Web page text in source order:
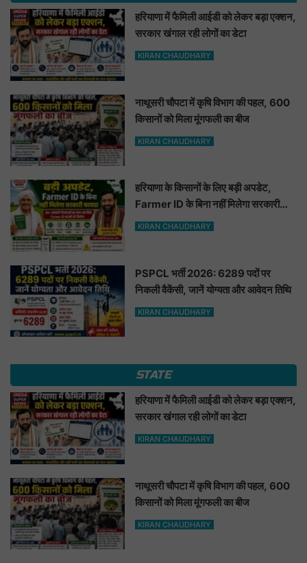
हरियाणा में फैमिली आईडी को लेकर बड़ा एक्शन,
सरकार खंगाल रही लोगों का डेटा
KIRAN CHAUDHARY
नाथूसरी चौपटा में कृषि विभाग की पहल, 600
किसानों को मिला मूंगफली का बीज
KIRAN CHAUDHARY
हरियाणा के किसानों के लिए बड़ी अपडेट,
Farmer ID के बिना नहीं मिलेगा सरकारी
फायदा
KIRAN CHAUDHARY
PSPCL भर्ती 2026: 6289 पदों पर
निकली वैकेंसी, जानें योग्यता और आवेदन तिथि
KIRAN CHAUDHARY
STATE
हरियाणा में फैमिली आईडी को लेकर बड़ा एक्शन,
सरकार खंगाल रही लोगों का डेटा
KIRAN CHAUDHARY
नाथूसरी चौपटा में कृषि विभाग की पहल, 600
किसानों को मिला मूंगफली का बीज
KIRAN CHAUDHARY